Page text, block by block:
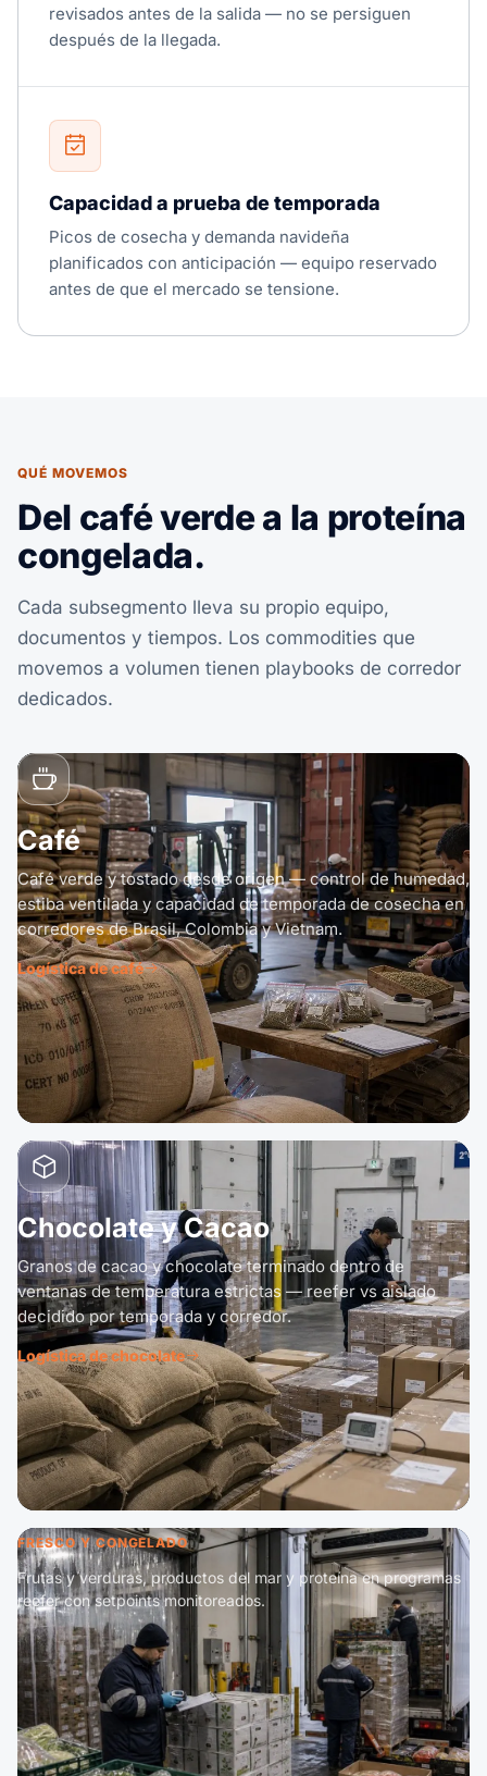
revisados antes de la salida — no se persiguen
después de la llegada.
Capacidad a prueba de temporada
Picos de cosecha y demanda navideña
planificados con anticipación — equipo reservado
antes de que el mercado se tensione.
QUÉ MOVEMOS
Del café verde a la proteína
congelada.
Cada subsegmento lleva su propio equipo,
documentos y tiempos. Los commodities que
movemos a volumen tienen playbooks de corredor
dedicados.
Café
Café verde y tostado desde origen — control de humedad,
estiba ventilada y capacidad de temporada de cosecha en
corredores de Brasil, Colombia y Vietnam.
Logística de café
Chocolate y Cacao
Granos de cacao y chocolate terminado dentro de
ventanas de temperatura estrictas — reefer vs aislado
decidido por temporada y corredor.
Logística de chocolate
FRESCO Y CONGELADO
Frutas y verduras, productos del mar y proteína en programas
reefer con setpoints monitoreados.